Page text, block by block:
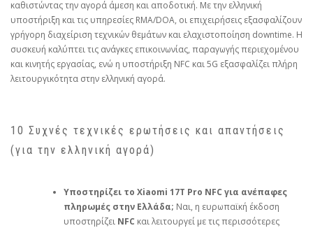
καθιστώντας την αγορά άμεση και αποδοτική. Με την ελληνική
υποστήριξη και τις υπηρεσίες RMA/DOA, οι επιχειρήσεις εξασφαλίζουν
γρήγορη διαχείριση τεχνικών θεμάτων και ελαχιστοποίηση downtime. Η
συσκευή καλύπτει τις ανάγκες επικοινωνίας, παραγωγής περιεχομένου
και κινητής εργασίας, ενώ η υποστήριξη NFC και 5G εξασφαλίζει πλήρη
λειτουργικότητα στην ελληνική αγορά.
10 Συχνές τεχνικές ερωτήσεις και απαντήσεις
(για την ελληνική αγορά)
Υποστηρίζει το Xiaomi 17T Pro NFC για ανέπαφες
πληρωμές στην Ελλάδα; Ναι, η ευρωπαϊκή έκδοση
υποστηρίζει NFC και λειτουργεί με τις περισσότερες